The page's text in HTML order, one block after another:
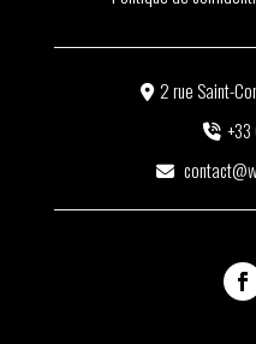
2 rue Saint-
+33